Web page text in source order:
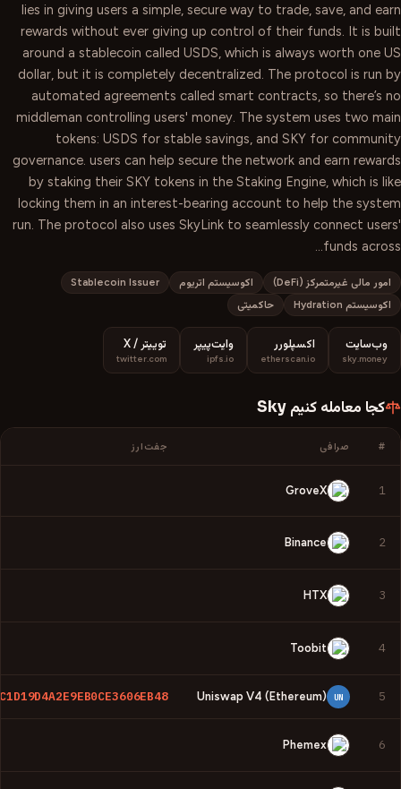
lies in giving users a simple, secure way to trade, save, and earn
rewards without ever giving up control of their funds. It is built
around a stablecoin called USDS, which is always worth one US
dollar, but it is completely decentralized. The protocol is run by
automated agreements called smart contracts, so there’s no
middleman controlling users' money. The system uses two main
tokens: USDS for stable savings, and SKY for community
governance. users can help secure the network and earn rewards
by staking their SKY tokens in the Staking Engine, which is like
locking them in an interest-bearing account to help the system
run. The protocol also uses SkyLink to seamlessly connect users'
funds across…
امور مالی غیرمتمرکز (DeFi) اکوسیستم اتریوم
Stablecoin Issuer
اکوسیستم Hydration
حاکمیتی
وب‌سایت
sky.money
اکسپلورر
etherscan.io
وایت‌پیپر
ipfs.io
توییتر / X
twitter.com
کجا معامله کنیم Sky
# صرافی جفت‌ارز
1
GroveX
2
Binance
3
HTX
4
Toobit
5
UN
Uniswap V4 (Ethereum)
6
Phemex